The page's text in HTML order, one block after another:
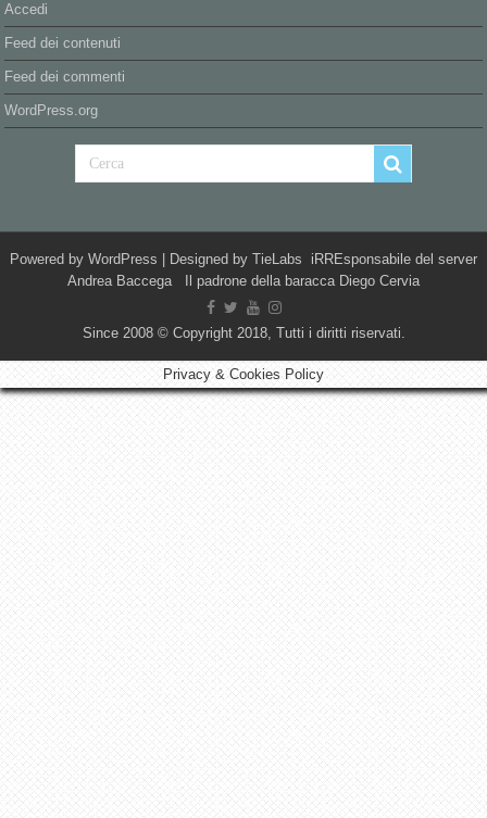
Accedi
Feed dei contenuti
Feed dei commenti
WordPress.org
Powered by WordPress | Designed by TieLabs iRREsponsabile del server
Andrea Baccega Il padrone della baracca Diego Cervia
Since 2008 © Copyright 2018, Tutti i diritti riservati.
Privacy & Cookies Policy